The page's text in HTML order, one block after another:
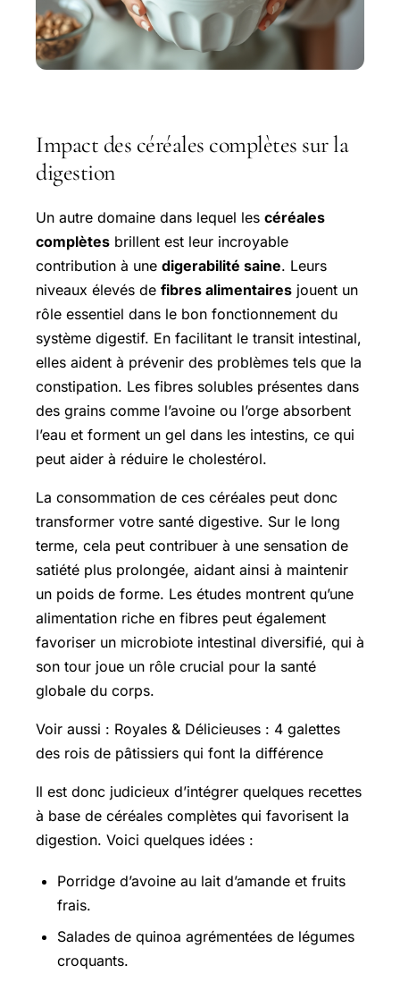
Impact des céréales complètes sur la
digestion
Un autre domaine dans lequel les céréales
complètes brillent est leur incroyable
contribution à une digerabilité saine. Leurs
niveaux élevés de fibres alimentaires jouent un
rôle essentiel dans le bon fonctionnement du
système digestif. En facilitant le transit intestinal,
elles aident à prévenir des problèmes tels que la
constipation. Les fibres solubles présentes dans
des grains comme l’avoine ou l’orge absorbent
l’eau et forment un gel dans les intestins, ce qui
peut aider à réduire le cholestérol.
La consommation de ces céréales peut donc
transformer votre santé digestive. Sur le long
terme, cela peut contribuer à une sensation de
satiété plus prolongée, aidant ainsi à maintenir
un poids de forme. Les études montrent qu’une
alimentation riche en fibres peut également
favoriser un microbiote intestinal diversifié, qui à
son tour joue un rôle crucial pour la santé
globale du corps.
Voir aussi : Royales & Délicieuses : 4 galettes
des rois de pâtissiers qui font la différence
Il est donc judicieux d’intégrer quelques recettes
à base de céréales complètes qui favorisent la
digestion. Voici quelques idées :
Porridge d’avoine au lait d’amande et fruits
frais.
Salades de quinoa agrémentées de légumes
croquants.